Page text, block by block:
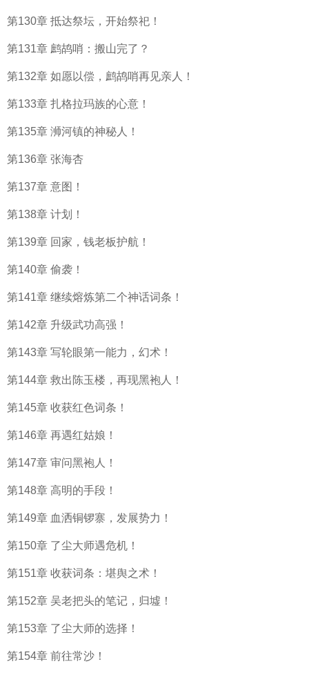
第130章 抵达祭坛，开始祭祀！
第131章 鹧鸪哨：搬山完了？
第132章 如愿以偿，鹧鸪哨再见亲人！
第133章 扎格拉玛族的心意！
第135章 浉河镇的神秘人！
第136章 张海杏
第137章 意图！
第138章 计划！
第139章 回家，钱老板护航！
第140章 偷袭！
第141章 继续熔炼第二个神话词条！
第142章 升级武功高强！
第143章 写轮眼第一能力，幻术！
第144章 救出陈玉楼，再现黑袍人！
第145章 收获红色词条！
第146章 再遇红姑娘！
第147章 审问黑袍人！
第148章 高明的手段！
第149章 血洒铜锣寨，发展势力！
第150章 了尘大师遇危机！
第151章 收获词条：堪舆之术！
第152章 吴老把头的笔记，归墟！
第153章 了尘大师的选择！
第154章 前往常沙！